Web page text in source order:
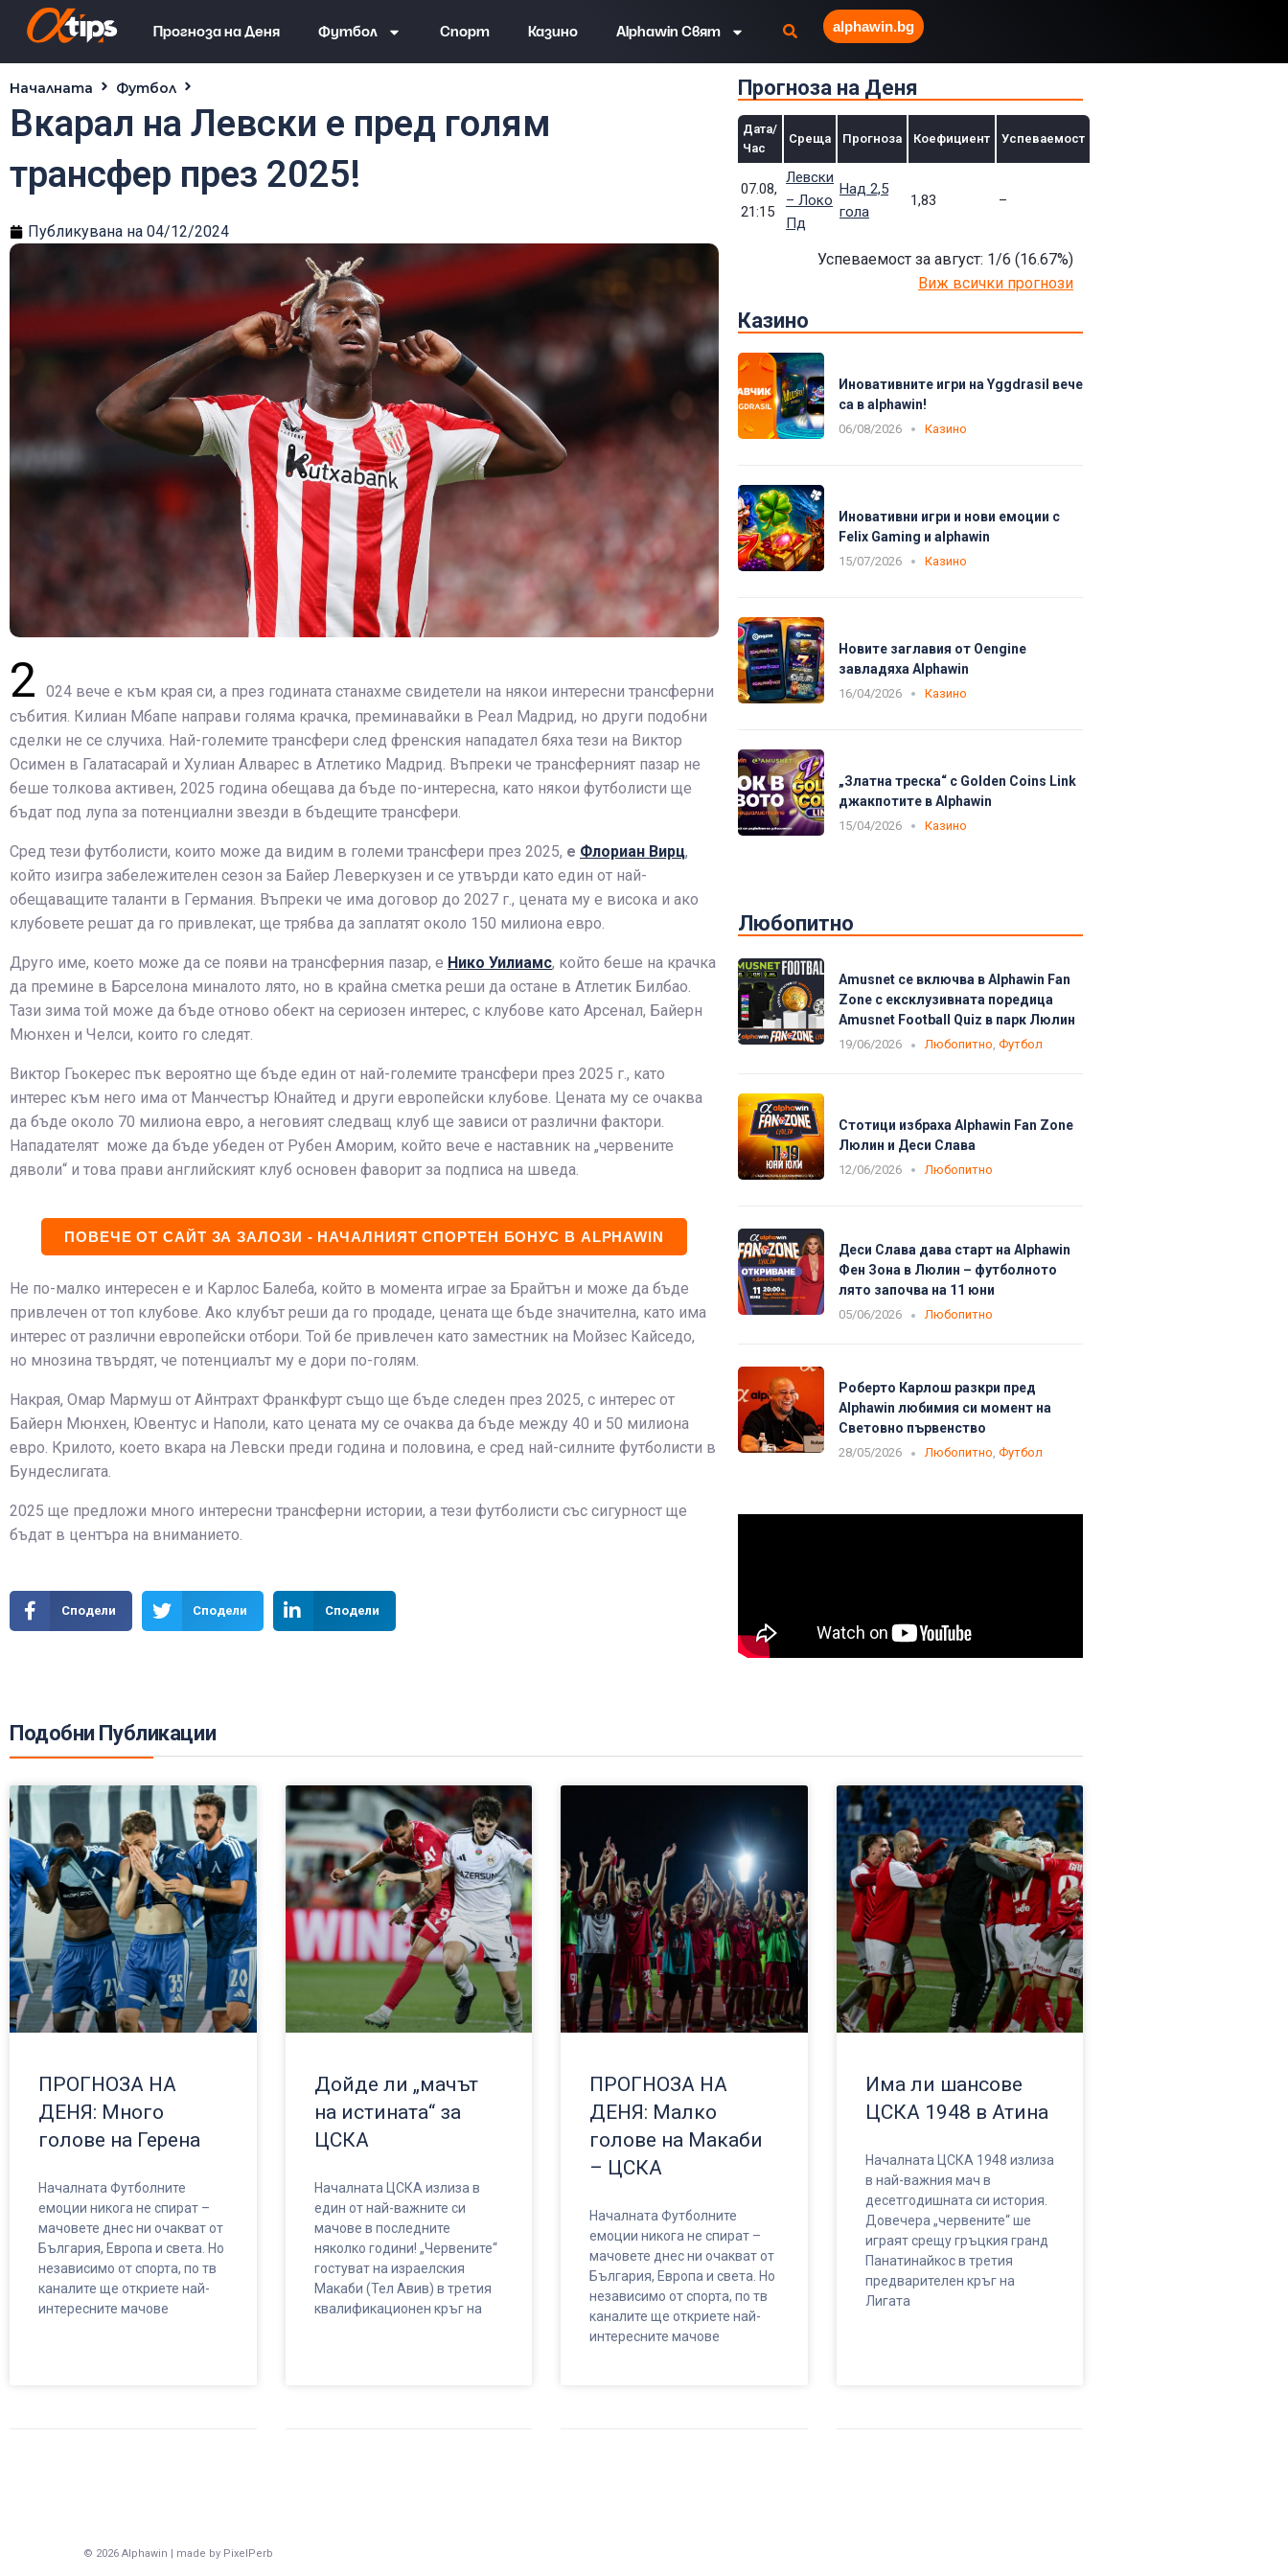
alphawin.bg
Прогноза на Деня Футбол Спорт Казино Alphawin Свят
Началната Футбол
Вкарал на Левски е пред голям
трансфер през 2025!
Публикувана на 04/12/2024
2
024 вече е към края си, а през годината станахме свидетели на някои интересни трансферни
събития. Килиан Мбапе направи голяма крачка, преминавайки в Реал Мадрид, но други подобни
сделки не се случиха. Най-големите трансфери след френския нападател бяха тези на Виктор
Осимен в Галатасарай и Хулиан Алварес в Атлетико Мадрид. Въпреки че трансферният пазар не
беше толкова активен, 2025 година обещава да бъде по-интересна, като някои футболисти ще
бъдат под лупа за потенциални звезди в бъдещите трансфери.
Сред тези футболисти, които може да видим в големи трансфери през 2025, е Флориан Вирц,
който изигра забележителен сезон за Байер Леверкузен и се утвърди като един от най-
обещаващите таланти в Германия. Въпреки че има договор до 2027 г., цената му е висока и ако
клубовете решат да го привлекат, ще трябва да заплатят около 150 милиона евро.
Друго име, което може да се появи на трансферния пазар, е Нико Уилиамс, който беше на крачка
да премине в Барселона миналото лято, но в крайна сметка реши да остане в Атлетик Билбао.
Тази зима той може да бъде отново обект на сериозен интерес, с клубове като Арсенал, Байерн
Мюнхен и Челси, които го следят.
Виктор Гьокерес пък вероятно ще бъде един от най-големите трансфери през 2025 г., като
интерес към него има от Манчестър Юнайтед и други европейски клубове. Цената му се очаква
да бъде около 70 милиона евро, а неговият следващ клуб ще зависи от различни фактори.
Нападателят може да бъде убеден от Рубен Аморим, който вече е наставник на „червените
дяволи“ и това прави английският клуб основен фаворит за подписа на шведа.
ПОВЕЧЕ ОТ САЙТ ЗА ЗАЛОЗИ - НАЧАЛНИЯТ СПОРТЕН БОНУС В ALPHAWIN
Не по-малко интересен е и Карлос Балеба, който в момента играе за Брайтън и може да бъде
привлечен от топ клубове. Ако клубът реши да го продаде, цената ще бъде значителна, като има
интерес от различни европейски отбори. Той бе привлечен като заместник на Мойзес Кайседо,
но мнозина твърдят, че потенциалът му е дори по-голям.
Накрая, Омар Мармуш от Айнтрахт Франкфурт също ще бъде следен през 2025, с интерес от
Байерн Мюнхен, Ювентус и Наполи, като цената му се очаква да бъде между 40 и 50 милиона
евро. Крилото, което вкара на Левски преди година и половина, е сред най-силните футболисти в
Бундеслигата.
2025 ще предложи много интересни трансферни истории, а тези футболисти със сигурност ще
бъдат в центъра на вниманието.
Сподели Сподели Сподели
Прогноза на Деня
Дата/
Час
Среща Прогноза Коефициент Успеваемост
07.08,
21:15
Левски
– Локо
Пд
Над 2,5
гола
1,83 –
Успеваемост за август: 1/6 (16.67%)
Виж всички прогнози
Казино
Иновативните игри на Yggdrasil вече
са в alphawin!
06/08/2026 Казино
Иновативни игри и нови емоции с
Felix Gaming и alphawin
15/07/2026 Казино
Новите заглавия от Oengine
завладяха Alphawin
16/04/2026 Казино
„Златна треска“ с Golden Coins Link
джакпотите в Alphawin
15/04/2026 Казино
Любопитно
Amusnet се включва в Alphawin Fan
Zone с ексклузивната поредица
Amusnet Football Quiz в парк Люлин
19/06/2026 Любопитно, Футбол
Стотици избраха Alphawin Fan Zone
Люлин и Деси Слава
12/06/2026 Любопитно
Деси Слава дава старт на Alphawin
Фен Зона в Люлин – футболното
лято започва на 11 юни
05/06/2026 Любопитно
Роберто Карлош разкри пред
Alphawin любимия си момент на
Световно първенство
28/05/2026 Любопитно, Футбол
Подобни Публикации
ПРОГНОЗА НА
ДЕНЯ: Много
голове на Герена
Началната Футболните
емоции никога не спират –
мачовете днес ни очакват от
България, Европа и света. Но
независимо от спорта, по тв
каналите ще откриете най-
интересните мачове
Дойде ли „мачът
на истината“ за
ЦСКА
Началната ЦСКА излиза в
един от най-важните си
мачове в последните
няколко години! „Червените“
гостуват на израелския
Макаби (Тел Авив) в третия
квалификационен кръг на
ПРОГНОЗА НА
ДЕНЯ: Малко
голове на Макаби
– ЦСКА
Началната Футболните
емоции никога не спират –
мачовете днес ни очакват от
България, Европа и света. Но
независимо от спорта, по тв
каналите ще откриете най-
интересните мачове
Има ли шансове
ЦСКА 1948 в Атина
Началната ЦСКА 1948 излиза
в най-важния мач в
десетгодишната си история.
Довечера „червените“ ше
играят срещу гръцкия гранд
Панатинайкос в третия
предварителен кръг на
Лигата
© 2026 Alphawin | made by PixelPerb